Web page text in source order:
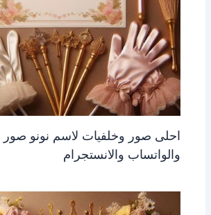
احلى صور وخلفيات لاسم نونو صور
والواتساب والانستجرام